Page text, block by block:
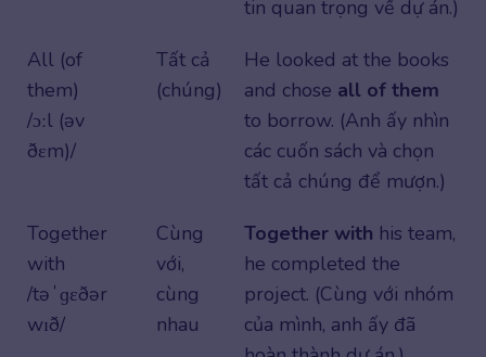
tin quan trọng về dự án.)
All (of
them)
/ɔːl (əv
ðɛm)/
Tất cả
(chúng)
He looked at the books
and chose all of them
to borrow. (Anh ấy nhìn
các cuốn sách và chọn
tất cả chúng để mượn.)
Together
with
/təˈɡɛðər
wɪð/
Cùng
với,
cùng
nhau
Together with his team,
he completed the
project. (Cùng với nhóm
của mình, anh ấy đã